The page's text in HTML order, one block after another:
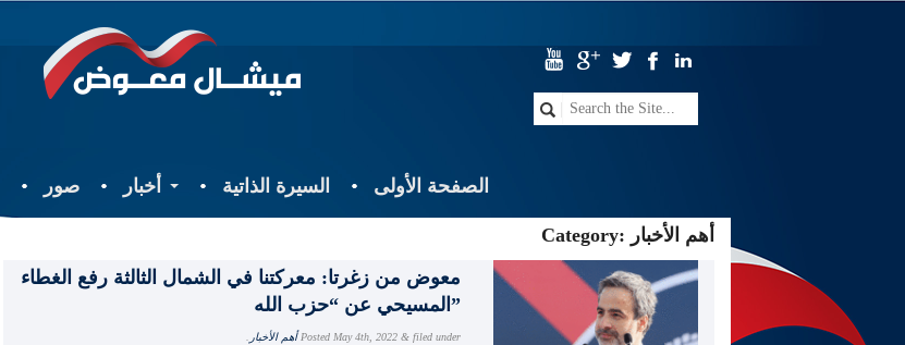
الصفحة الأولى السيرة الذاتية أخبار صور
Category: أهم الأخبار
معوض من زغرتا: معركتنا في الشمال الثالثة رفع الغطاء
المسيحي عن “حزب الله”
Posted May 4th, 2022 & filed under أهم الأخبار